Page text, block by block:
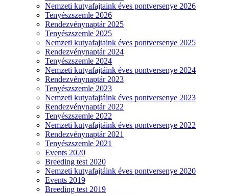
Nemzeti kutyafajtaink éves pontversenye 2026
Tenyészszemle 2026
Rendezvénynaptár 2025
Tenyészszemle 2025
Nemzeti kutyafajtaink éves pontversenye 2025
Rendezvénynaptár 2024
Tenyészszemle 2024
Nemzeti kutyafajtáink éves pontversenye 2024
Rendezvénynaptár 2023
Tenyészszemle 2023
Nemzeti kutyafajtáink éves pontversenye 2023
Rendezvénynaptár 2022
Tenyészszemle 2022
Nemzeti kutyafajtáink éves pontversenye 2022
Rendezvénynaptár 2021
Tenyészszemle 2021
Events 2020
Breeding test 2020
Nemzeti kutyafajtáink éves pontversenye 2020
Events 2019
Breeding test 2019